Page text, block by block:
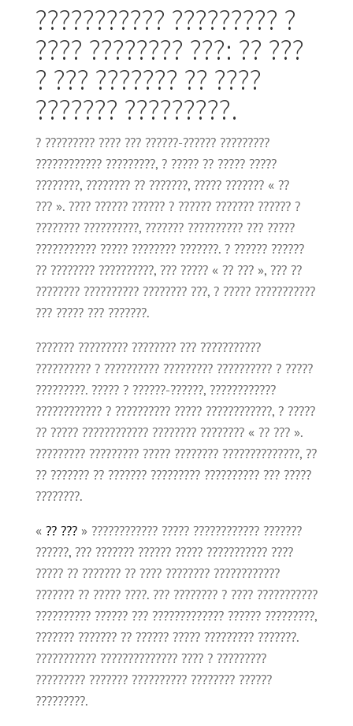
??????????? ????????? ?
???? ???????? ???: ?? ???
? ??? ??????? ?? ????
??????? ?????????.
? ????????? ???? ??? ??????-?????? ?????????
???????????? ?????????, ? ????? ?? ????? ?????
????????, ???????? ?? ???????, ????? ??????? « ??
??? ». ???? ?????? ?????? ? ?????? ??????? ?????? ?
???????? ??????????, ??????? ?????????? ??? ?????
??????????? ????? ???????? ???????. ? ?????? ??????
?? ???????? ??????????, ??? ????? « ?? ??? », ??? ??
???????? ?????????? ???????? ???, ? ????? ???????????
??? ????? ??? ???????.
??????? ????????? ???????? ??? ???????????
?????????? ? ?????????? ????????? ?????????? ? ?????
?????????. ????? ? ??????-??????, ????????????
???????????? ? ?????????? ????? ????????????, ? ?????
?? ????? ???????????? ???????? ???????? « ?? ??? ».
????????? ????????? ????? ???????? ??????????????, ??
?? ??????? ?? ??????? ????????? ?????????? ??? ?????
????????.
« ?? ???» ???????????? ????? ???????????? ???????
??????, ??? ??????? ?????? ????? ??????????? ????
????? ?? ??????? ?? ???? ???????? ????????????
??????? ?? ????? ????. ??? ???????? ? ???? ???????????
?????????? ?????? ??? ????????????? ?????? ?????????,
??????? ??????? ?? ?????? ????? ????????? ???????.
??????????? ?????????????? ???? ? ?????????
????????? ??????? ?????????? ???????? ??????
?????????.